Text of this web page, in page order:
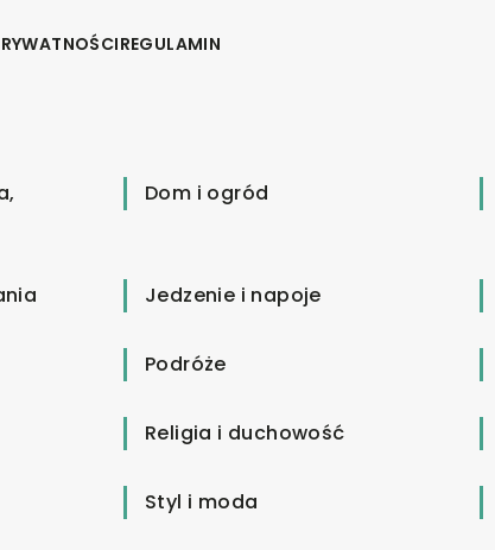
REGULAMIN
Dom i ogród
Jedzenie i napoje
Podróże
Religia i duchowość
Styl i moda